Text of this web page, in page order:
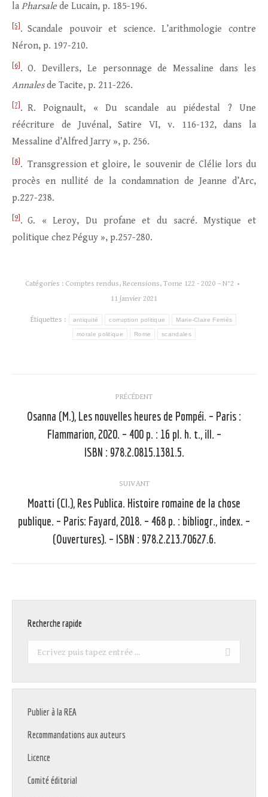
la Pharsale de Lucain, p. 185-196.
[5] . Scandale pouvoir et science. L’arithmologie contre
Néron, p. 197-210.
[6] . O. Devillers, Le personnage de Messaline dans les
Annalesde Tacite, p. 211-226.
[7] . R. Poignault, « Du scandale au piédestal ? Une
réécriture de Juvénal, Satire VI, v. 116-132, dans la
Messaline d’Alfred Jarry », p. 256.
[8] . Transgression et gloire, le souvenir de Clélie lors du
procès en nullité de la condamnation de Jeanne d’Arc,
p.227-238.
[9] . G. « Leroy, Du profane et du sacré. Mystique et
politique chez Péguy », p.257-280.
Catégories : Comptes rendus, Recensions, Tome 122 - 2020 – N°2
11 janvier 2021
Étiquettes : antiquité corruption politique Marie-Claire Ferriès
morale politique Rome scandales
article
PRÉCÉDENT
Article
précédent
Osanna (M.), Les nouvelles heures de Pompéi. – Paris :
Flammarion, 2020. – 400 p. : 16 pl. h. t., ill. –
ISBN : 978.2.0815.1381.5.
SUIVANT
Article
suivant
Moatti (Cl.), Res Publica. Histoire romaine de la chose
publique. – Paris: Fayard, 2018. – 468 p. : bibliogr., index. –
(Ouvertures). – ISBN : 978.2.213.70627.6.
Recherche rapide
Recherche
Publier à la REA
Recommandations aux auteurs
Licence
Comité éditorial